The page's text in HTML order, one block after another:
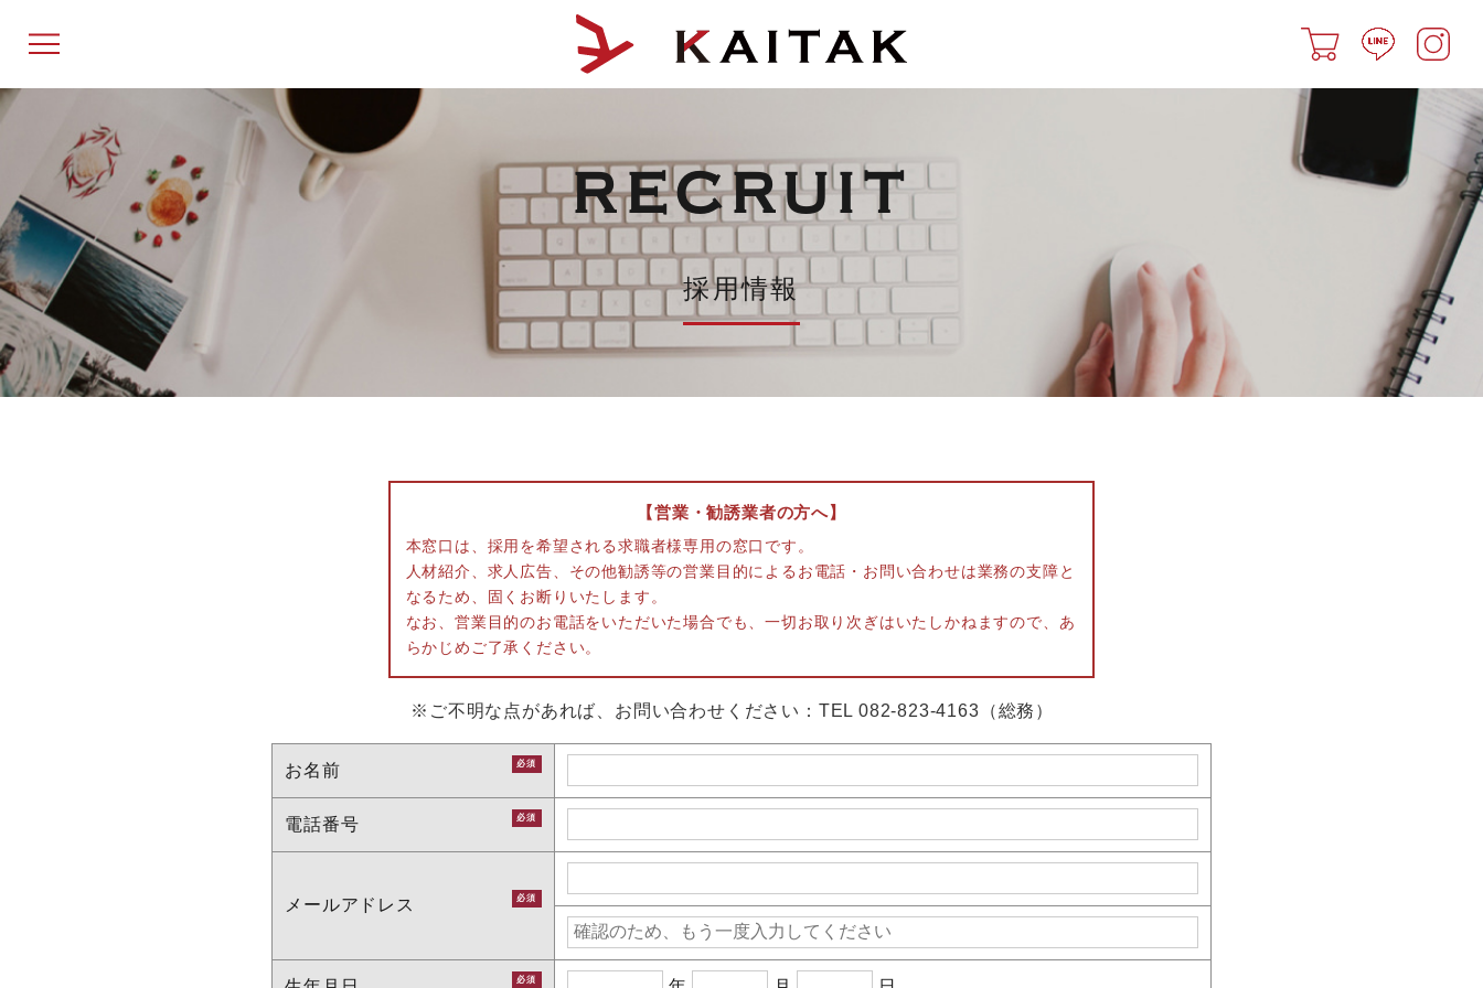
RECRUIT
採用情報
【営業・勧誘業者の方へ】
本窓口は、採用を希望される求職者様専用の窓口です。
人材紹介、求人広告、その他勧誘等の営業目的によるお電話・お問い合わせは業務の支障と
なるため、固くお断りいたします。
なお、営業目的のお電話をいただいた場合でも、一切お取り次ぎはいたしかねますので、あ
らかじめご了承ください。
※ご不明な点があれば、お問い合わせください：TEL082-823-4163 （総務）
お名前 必須
電話番号 必須
メールアドレス 必須
必須